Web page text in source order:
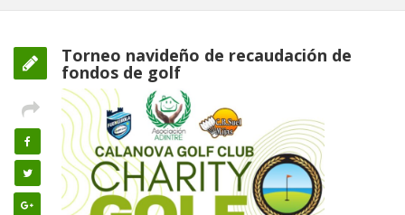
Torneo navideño de recaudación de
fondos de golf